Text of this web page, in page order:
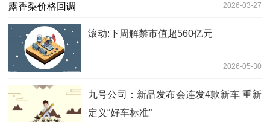
2026-03-27
滚动:下周解禁市值超560亿元
2026-05-30
九号公司：新品发布会连发4款新车 重新
定义“好车标准”